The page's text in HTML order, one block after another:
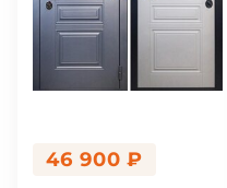
46 900 ₽